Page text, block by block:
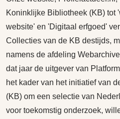
Koninklijke Bibliotheek (KB) tot
website' en 'Digitaal erfgoed'
Collecties van de KB destijds,
namens de afdeling
dat jaar de uitgever van
het kader van het initiatief van
(KB) om een selectie van
voor toekomstig onderzoek,